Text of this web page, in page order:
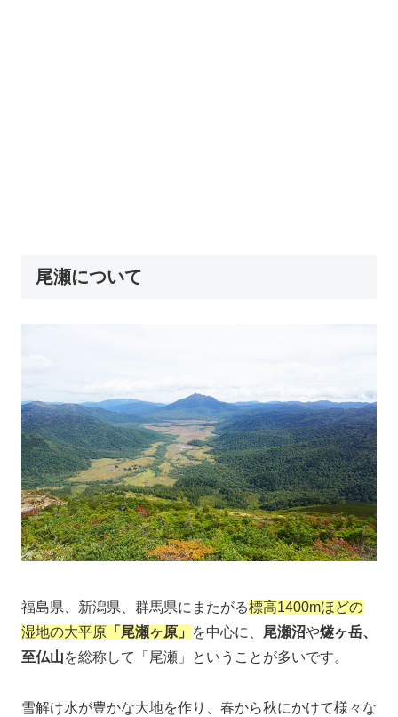
尾瀬について
福島県、新潟県、群馬県にまたがる標高1400mほどの
湿地の大平原 「尾瀬ヶ原」 を中心に、 尾瀬沼や燧ヶ岳、
至仏山を総称して「尾瀬」ということが多いです。
雪解け水が豊かな大地を作り、春から秋にかけて様々な